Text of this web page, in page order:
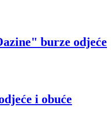
burze odjeće
i obuće